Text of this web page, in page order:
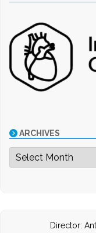
ARCHIVES
Archives
Director: